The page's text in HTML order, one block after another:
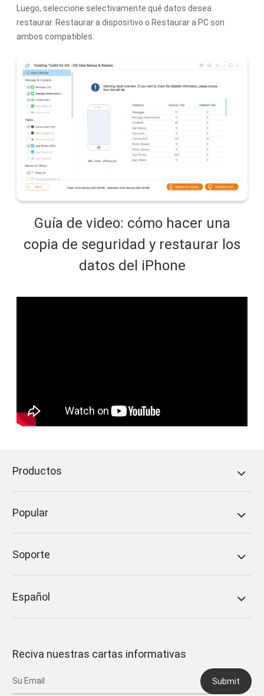
Luego, seleccione selectivamente qué datos desea
restaurar. Restaurar a dispositivo o Restaurar a PC son
ambos compatibles.
Guía de video: cómo hacer una
copia de seguridad y restaurar los
datos del iPhone
Productos
Popular
Soporte
Español
Reciva nuestras cartas informativas
Submit